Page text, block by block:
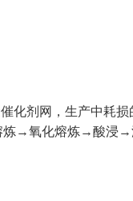
化剂网，生产中耗
炼→氧化熔炼→酸